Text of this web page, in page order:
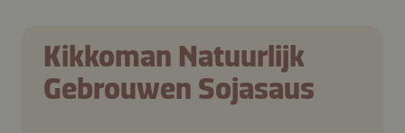
Kikkoman Natuurlijk
Gebrouwen Sojasaus